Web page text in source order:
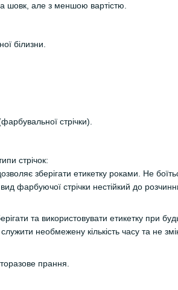
шовк, але з меншою вартістю.
білизни.
стрічки).
стрічок:
зберігати етикетку роками. Не
фарбуючої стрічки нестійкий до
та використовувати етикетку при
необмежену кількість часу та не
прання.